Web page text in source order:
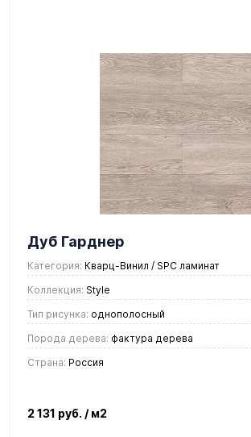
Дуб Гарднер
Категория: Кварц-Винил / SPC ламинат
Коллекция: Style
Тип рисунка: однополосный
Порода дерева: фактура дерева
Страна: Россия
2 131 руб. / м2